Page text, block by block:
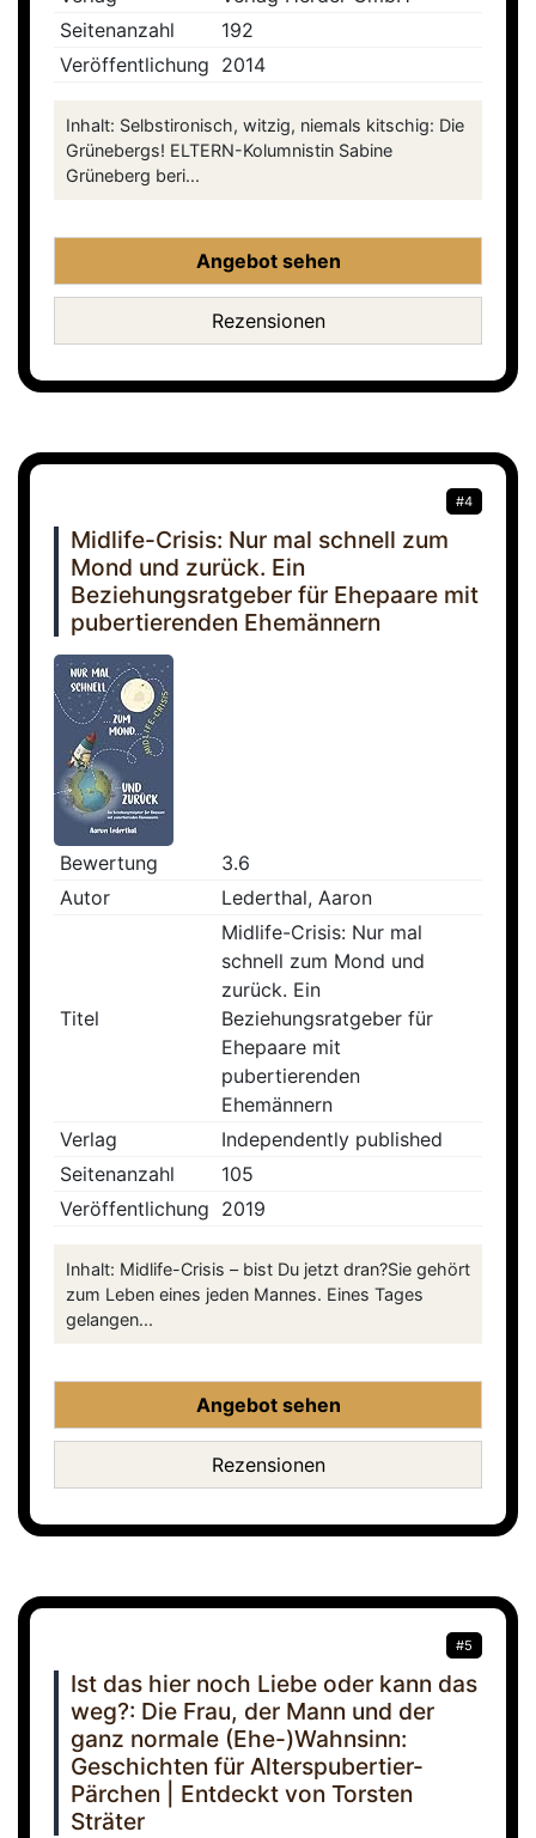
Seitenanzahl
192
Veröffentlichung 2014
Inhalt: Selbstironisch, witzig, niemals kitschig: Die
Grünebergs! ELTERN-Kolumnistin Sabine
Grüneberg beri...
Angebot sehen
Rezensionen
#4
Midlife-Crisis: Nur mal schnell zum
Mond und zurück. Ein
Beziehungsratgeber für Ehepaare mit
pubertierenden Ehemännern
Bewertung
3.6
Autor
Lederthal, Aaron
Titel
Midlife-Crisis: Nur mal
schnell zum Mond und
zurück. Ein
Beziehungsratgeber für
Ehepaare mit
pubertierenden
Ehemännern
Verlag
Independently published
Seitenanzahl
105
Veröffentlichung 2019
Inhalt: Midlife-Crisis – bist Du jetzt dran?Sie gehört
zum Leben eines jeden Mannes. Eines Tages
gelangen...
Angebot sehen
Rezensionen
#5
Ist das hier noch Liebe oder kann das
weg?: Die Frau, der Mann und der
ganz normale (Ehe-)Wahnsinn:
Geschichten für Alterspubertier-
Pärchen | Entdeckt von Torsten
Sträter